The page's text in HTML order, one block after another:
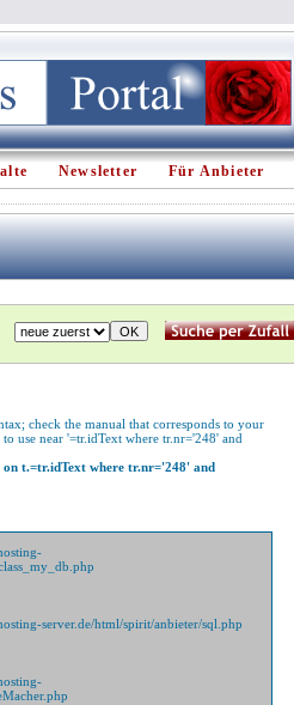
Newsletter Für Anbieter
check the manual that corresponds to your
use near '=tr.idText where tr.nr='248' and
t.=tr.idText where tr.nr='248' and
server.de/html/spirit/anbieter/sql.php